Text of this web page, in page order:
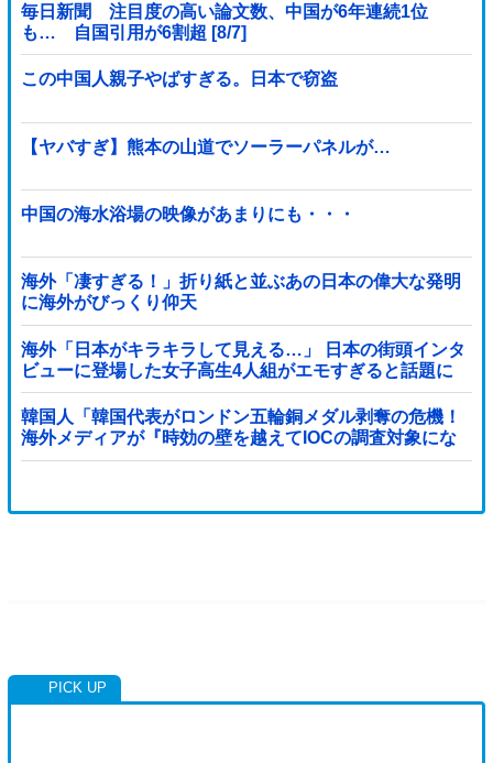
毎日新聞 注目度の高い論文数、中国が6年連続1位
も… 自国引用が6割超 [8/7]
この中国人親子やばすぎる。日本で窃盗
【ヤバすぎ】熊本の山道でソーラーパネルが…
中国の海水浴場の映像があまりにも・・・
海外「凄すぎる！」折り紙と並ぶあの日本の偉大な発明
に海外がびっくり仰天
海外「日本がキラキラして見える…」 日本の街頭インタ
ビューに登場した女子高生4人組がエモすぎると話題に
韓国人「韓国代表がロンドン五輪銅メダル剥奪の危機！
海外メディアが『時効の壁を越えてIOCの調査対象にな
り得る』と報道！」